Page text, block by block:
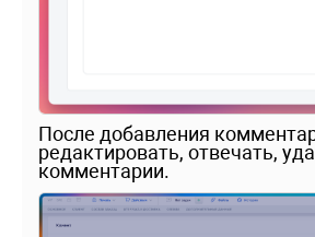
После добавления
редактировать, отвечать,
комментарии.